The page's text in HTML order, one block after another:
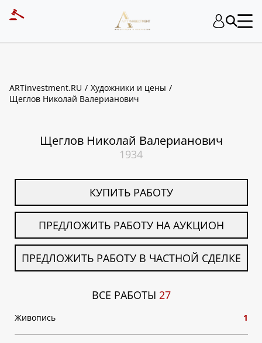
ARTinvestment.RU
Художники и цены
Щеглов Николай Валерианович
Щеглов Николай Валерианович
1934
КУПИТЬ РАБОТУ
ПРЕДЛОЖИТЬ РАБОТУ НА АУКЦИОН
ПРЕДЛОЖИТЬ РАБОТУ В ЧАСТНОЙ СДЕЛКЕ
ВСЕ РАБОТЫ 27
Живопись 1